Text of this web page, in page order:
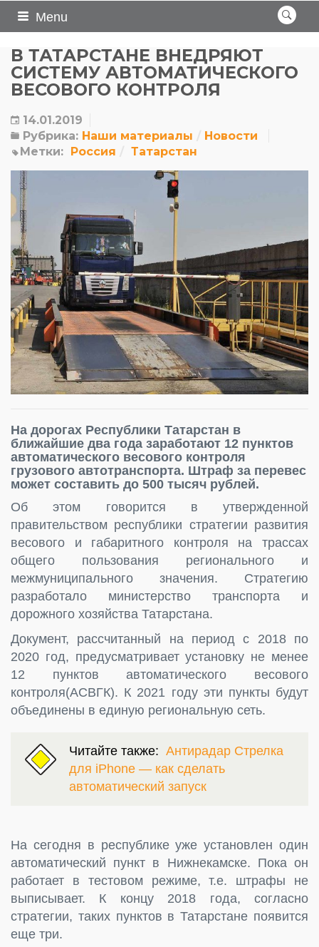
Menu
В ТАТАРСТАНЕ ВНЕДРЯЮТ
СИСТЕМУ АВТОМАТИЧЕСКОГО
ВЕСОВОГО КОНТРОЛЯ
14.01.2019
Рубрика: Наши материалы
Новости
Метки: Россия Татарстан
На дорогах Республики Татарстан в
ближайшие два года заработают 12 пунктов
автоматического весового контроля
грузового автотранспорта. Штраф за перевес
может составить до 500 тысяч рублей.
Об этом говорится в утвержденной
правительством республики стратегии развития
весового и габаритного контроля на трассах
общего пользования регионального и
межмуниципального значения. Стратегию
разработало министерство транспорта и
дорожного хозяйства Татарстана.
Документ, рассчитанный на период с 2018 по
2020 год, предусматривает установку не менее
12 пунктов автоматического весового
контроля(АСВГК). К 2021 году эти пункты будут
объединены в единую региональную сеть.
Читайте также: Антирадар Стрелка
для iPhone — как сделать
автоматический запуск
На сегодня в республике уже установлен один
автоматический пункт в Нижнекамске. Пока он
работает в тестовом режиме, т.е. штрафы не
выписывает. К концу 2018 года, согласно
стратегии, таких пунктов в Татарстане появится
еще три.